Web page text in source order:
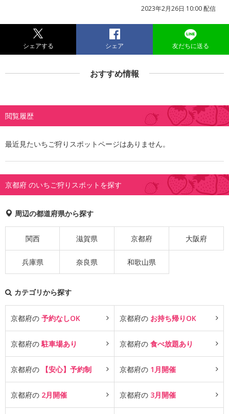
2023年2月26日 10:00 配信
シェアする シェア 友だちに送る
おすすめ情報
閲覧履歴
最近見たいちご狩りスポットページはありません。
京都府 のいちご狩りスポットを探す
周辺の都道府県から探す
関西 滋賀県 京都府 大阪府
兵庫県 奈良県 和歌山県
カテゴリから探す
京都府の 予約なしOK 京都府の お持ち帰りOK
京都府の 駐車場あり 京都府の 食べ放題あり
京都府の 【安心】予約制 京都府の 1月開催
京都府の 2月開催 京都府の 3月開催